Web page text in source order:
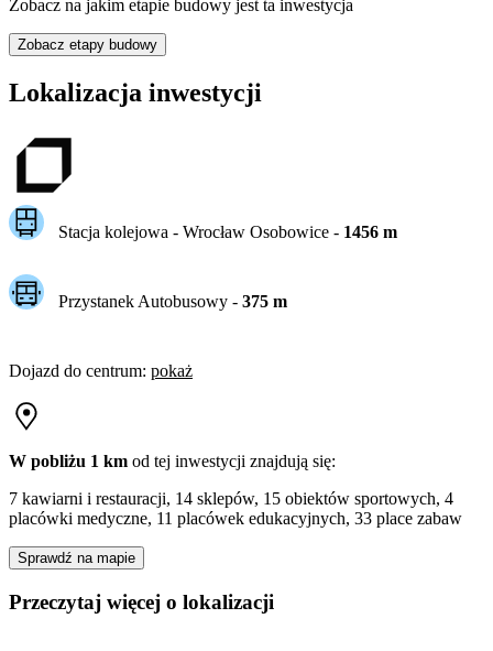
Zobacz na jakim etapie budowy jest ta inwestycja
Zobacz etapy budowy
Lokalizacja inwestycji
Stacja kolejowa - Wrocław Osobowice- 1456m
Przystanek Autobusowy - 375m
Dojazd do centrum: pokaż
W pobliżu 1 km od tej inwestycji znajdują się:
7 kawiarni i restauracji, 14 sklepów, 15 obiektów sportowych, 4
placówki medyczne, 11 placówek edukacyjnych, 33 place zabaw
Sprawdź na mapie
Przeczytaj więcej o lokalizacji